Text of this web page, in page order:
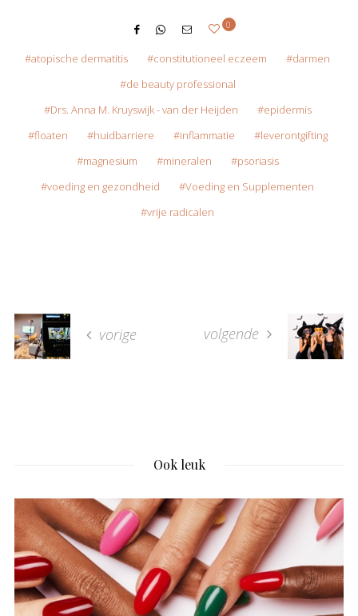
0
atopische dermatitis constitutioneel eczeem
darmen
de beauty professional
Drs. Anna M. Kruyswijk - van der Heijden
epidermis
floaten
huidbarriere inflammatie
leverontgifting
magnesium
mineralen
psoriasis
voeding en gezondheid
Voeding en Supplementen
vrije radicalen
vorige volgende
Ook leuk